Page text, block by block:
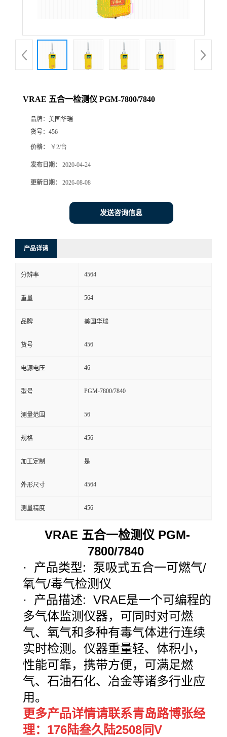
品
系
言
VRAE 五合一检测仪 PGM-7800/7840
品牌： 美国华瑞
货号： 456
价格： ￥2/台
发布日期： 2020-04-24
更新日期： 2026-08-08
发送咨询信息
产品详请
分辨率 4564
重量 564
品牌 美国华瑞
货号 456
电源电压 46
型号 PGM-7800/7840
测量范围 56
规格 456
加工定制 是
外形尺寸 4564
测量精度 456
VRAE 五合一检测仪 PGM-
7800/7840
· 产品类型: 泵吸式五合一可燃气/
氧气/毒气检测仪
· 产品描述: VRAE是一个可编程的
多气体监测仪器，可同时对可燃
气、氧气和多种有毒气体进行连续
实时检测。仪器重量轻、体积小，
性能可靠，携带方便，可满足燃
气、石油石化、冶金等诸多行业应
用。
更多产品详情请联系青岛路博张经
理：176陆叁久陆2508同V